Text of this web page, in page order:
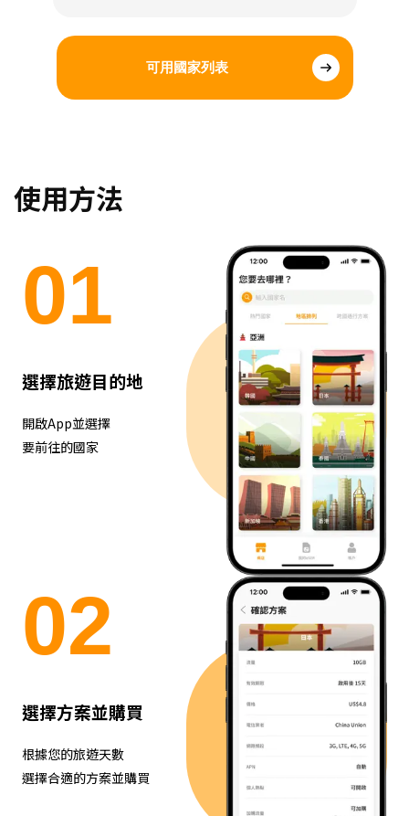
可用國家列表
使用方法
01
選擇旅遊目的地
開啟App並選擇
要前往的國家
02
選擇方案並購買
根據您的旅遊天數
選擇合適的方案並購買